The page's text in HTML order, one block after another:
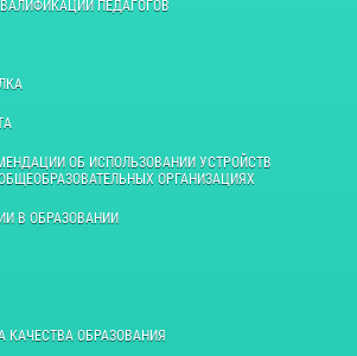
ПЕДАГОГОВ
ОБ ИСПОЛЬЗОВАНИИ УСТРОЙСТВ
ОРГАНИЗАЦИЯХ
В ОБРАЗОВАНИИ
КАЧЕСТВА ОБРАЗОВАНИЯ